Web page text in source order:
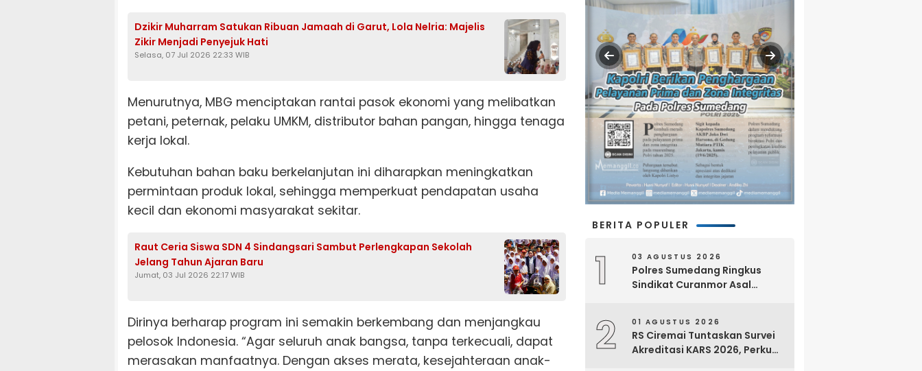
Dzikir Muharram Satukan Ribuan Jamaah di Garut, Lola Nelria: Majelis
Zikir Menjadi Penyejuk Hati
Selasa, 07 Jul 2026 22:33 WIB
Menurutnya, MBG menciptakan rantai pasok ekonomi yang melibatkan
petani, peternak, pelaku UMKM, distributor bahan pangan, hingga tenaga
kerja lokal.
Kebutuhan bahan baku berkelanjutan ini diharapkan meningkatkan
permintaan produk lokal, sehingga memperkuat pendapatan usaha
kecil dan ekonomi masyarakat sekitar.
Raut Ceria Siswa SDN 4 Sindangsari Sambut Perlengkapan Sekolah
Jelang Tahun Ajaran Baru
Jumat, 03 Jul 2026 22:17 WIB
Dirinya berharap program ini semakin berkembang dan menjangkau
pelosok Indonesia. “Agar seluruh anak bangsa, tanpa terkecuali, dapat
merasakan manfaatnya. Dengan akses merata, kesejahteraan anak-
BERITA POPULER
1 03 AGUSTUS 2026
Polres Sumedang Ringkus
Sindikat Curanmor Asal
2 01 AGUSTUS 2026
RS Ciremai Tuntaskan Survei
Akreditasi KARS 2026, Perkuat